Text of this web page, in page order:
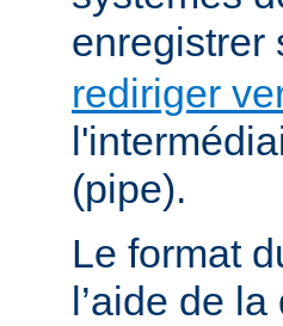
enregistrer
rediriger
(pipe).
Le format
l’aide de